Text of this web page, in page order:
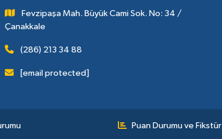
Fevzipaşa Mah. Büyük Cami Sok. No: 34 /
Çanakkale
(286) 213 34 88
[email protected]
Puan Durumu ve Fikstür